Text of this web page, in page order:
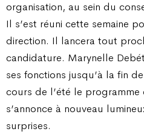
organisation, au sein du
Il s’est réuni cette semaine
direction. Il lancera tout
candidature. Marynelle
ses fonctions jusqu’à la fin
cours de l’été le
s’annonce à nouveau
surprises.